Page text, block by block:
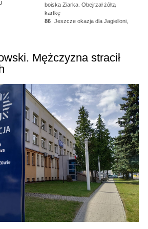
boiska Ziarka. Obejrzał żółtą
kartkę
86
Jeszcze okazja dla Jagielloni,
Noworyty, strzał niecelny!
Mężczyzna stracił